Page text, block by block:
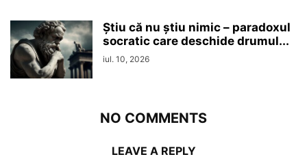
Ştiu că nu ştiu nimic – paradoxul
socratic care deschide drumul...
iul. 10, 2026
NO COMMENTS
LEAVE A REPLY